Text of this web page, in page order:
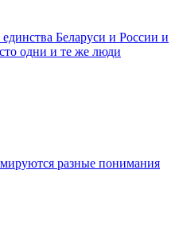
Беларуси и России и
одни и те же люди
разные понимания